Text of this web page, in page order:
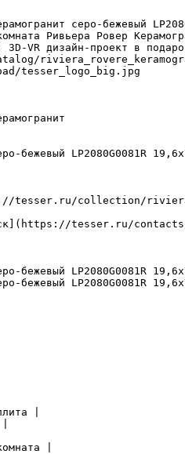
серо-бежевый
Ривьера Ровер
VR дизайн-проект в
tesser_logo_big.jpg
бежевый LP2080G0081R
tesser.ru/collection/
tesser.ru/contacts/
бежевый
бежевый
|
|